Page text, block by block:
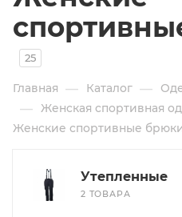
25
Главная — Каталог —
— Женская спортивная
Женские спортивные
Утепленные
2 ТОВАРА